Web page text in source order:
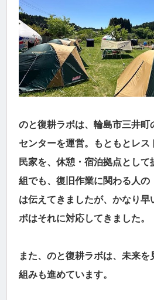
のと復耕ラボは、輪島市三井町
センターを運営。もともとレス
民家を、休憩・宿泊拠点とし
組でも、復旧作業に関わる人の
は伝えてきましたが、かなり早
ボはそれに対応してきました。
また、のと復耕ラボは、未来を
組みも進めています。